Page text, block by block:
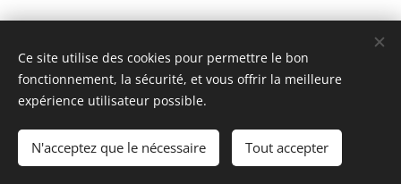
Cookies
Langues
Deutsch
Ce site utilise des cookies pour permettre le bon
fonctionnement, la sécurité, et vous offrir la meilleure
expérience utilisateur possible.
N'acceptez que le nécessaire Tout accepter